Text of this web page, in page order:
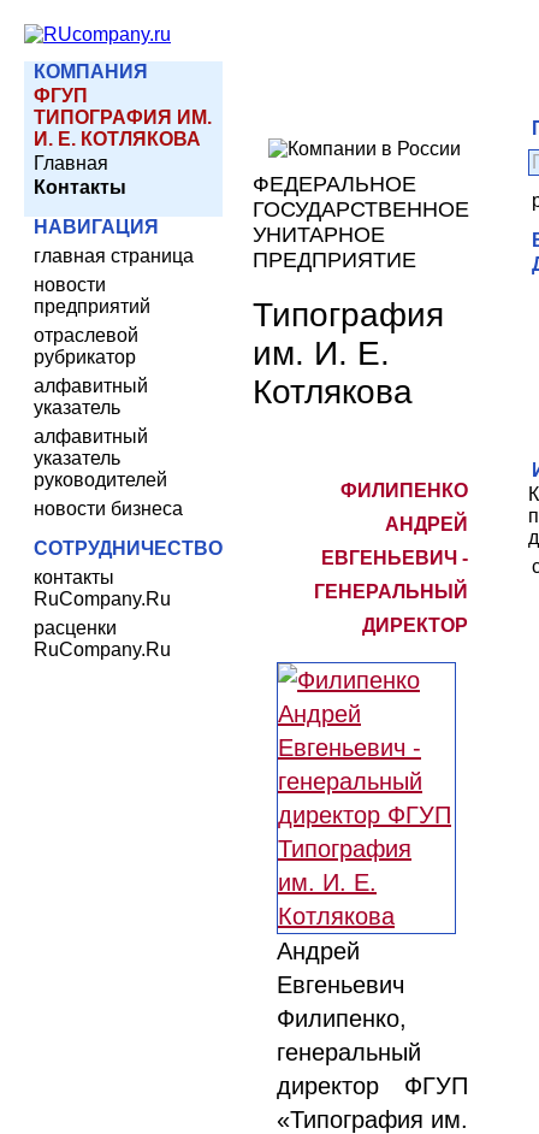
КОМПАНИЯ
ФГУП
ТИПОГРАФИЯ ИМ.
И. Е. КОТЛЯКОВА
Главная
Контакты
НАВИГАЦИЯ
главная страница
новости
предприятий
отраслевой
рубрикатор
алфавитный
указатель
алфавитный
указатель
руководителей
новости бизнеса
СОТРУДНИЧЕСТВО
контакты
RuCompany.Ru
расценки
RuCompany.Ru
ФЕДЕРАЛЬНОЕ
ГОСУДАРСТВЕННОЕ
УНИТАРНОЕ
ПРЕДПРИЯТИЕ
Типография
им. И. Е.
Котлякова
ФИЛИПЕНКО
АНДРЕЙ
ЕВГЕНЬЕВИЧ -
ГЕНЕРАЛЬНЫЙ
ДИРЕКТОР
Андрей
Евгеньевич
Филипенко,
генеральный
директор ФГУП
«Типография им.